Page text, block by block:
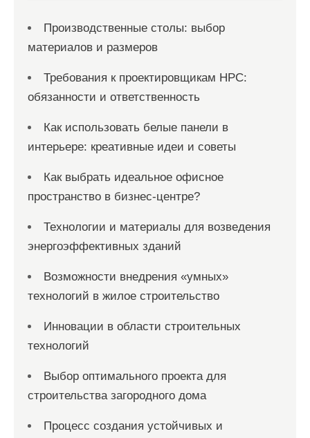
Производственные столы: выбор
материалов и размеров
Требования к проектировщикам НРС:
обязанности и ответственность
Как использовать белые панели в
интерьере: креативные идеи и советы
Как выбрать идеальное офисное
пространство в бизнес-центре?
Технологии и материалы для возведения
энергоэффективных зданий
Возможности внедрения «умных»
технологий в жилое строительство
Инновации в области строительных
технологий
Выбор оптимального проекта для
строительства загородного дома
Процесс создания устойчивых и